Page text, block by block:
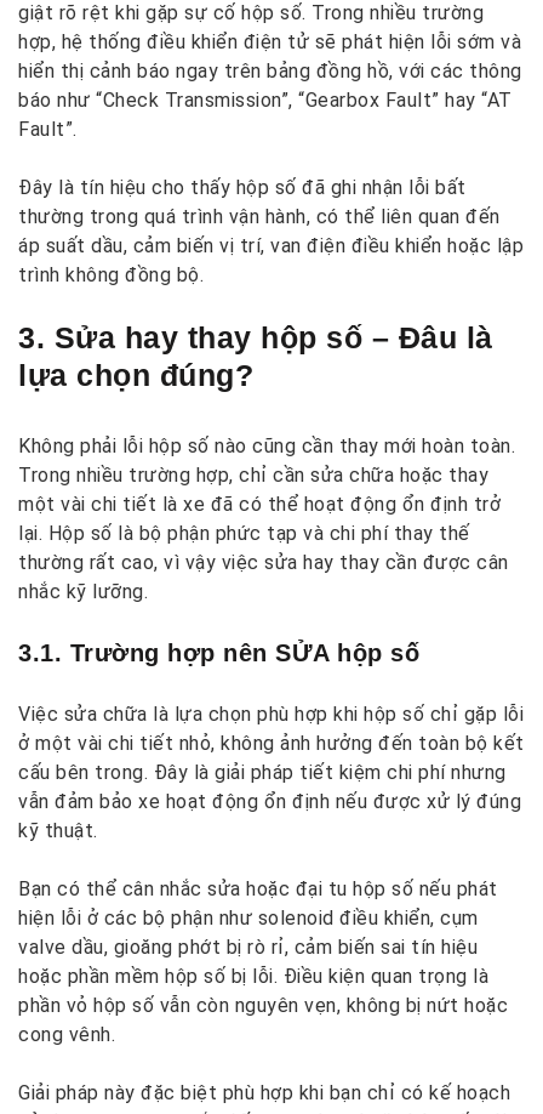
giật rõ rệt khi gặp sự cố hộp số. Trong nhiều trường
hợp, hệ thống điều khiển điện tử sẽ phát hiện lỗi sớm và
hiển thị cảnh báo ngay trên bảng đồng hồ, với các thông
báo như “Check Transmission”, “Gearbox Fault” hay “AT
Fault”.
Đây là tín hiệu cho thấy hộp số đã ghi nhận lỗi bất
thường trong quá trình vận hành, có thể liên quan đến
áp suất dầu, cảm biến vị trí, van điện điều khiển hoặc lập
trình không đồng bộ.
3. Sửa hay thay hộp số – Đâu là
lựa chọn đúng?
Không phải lỗi hộp số nào cũng cần thay mới hoàn toàn.
Trong nhiều trường hợp, chỉ cần sửa chữa hoặc thay
một vài chi tiết là xe đã có thể hoạt động ổn định trở
lại. Hộp số là bộ phận phức tạp và chi phí thay thế
thường rất cao, vì vậy việc sửa hay thay cần được cân
nhắc kỹ lưỡng.
3.1. Trường hợp nên SỬA hộp số
Việc sửa chữa là lựa chọn phù hợp khi hộp số chỉ gặp lỗi
ở một vài chi tiết nhỏ, không ảnh hưởng đến toàn bộ kết
cấu bên trong. Đây là giải pháp tiết kiệm chi phí nhưng
vẫn đảm bảo xe hoạt động ổn định nếu được xử lý đúng
kỹ thuật.
Bạn có thể cân nhắc sửa hoặc đại tu hộp số nếu phát
hiện lỗi ở các bộ phận như solenoid điều khiển, cụm
valve dầu, gioăng phớt bị rò rỉ, cảm biến sai tín hiệu
hoặc phần mềm hộp số bị lỗi. Điều kiện quan trọng là
phần vỏ hộp số vẫn còn nguyên vẹn, không bị nứt hoặc
cong vênh.
Giải pháp này đặc biệt phù hợp khi bạn chỉ có kế hoạch